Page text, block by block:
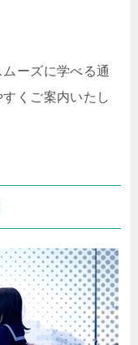
ーズに学べる通
くご案内いたし